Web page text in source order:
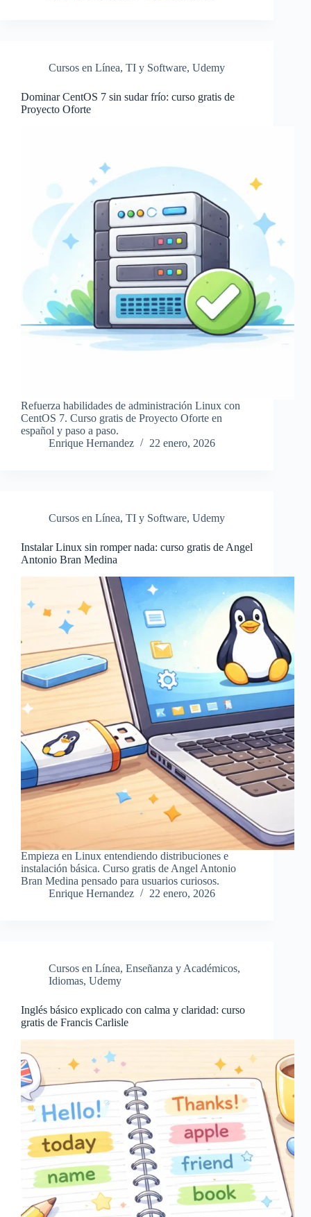
Cursos en Línea, TI y Software, Udemy
Dominar CentOS 7 sin sudar frío: curso gratis de
Proyecto Oforte
Refuerza habilidades de administración Linux con
CentOS 7. Curso gratis de Proyecto Oforte en
español y paso a paso.
Enrique Hernandez
22 enero, 2026
Cursos en Línea, TI y Software, Udemy
Instalar Linux sin romper nada: curso gratis de Angel
Antonio Bran Medina
Empieza en Linux entendiendo distribuciones e
instalación básica. Curso gratis de Angel Antonio
Bran Medina pensado para usuarios curiosos.
Enrique Hernandez
22 enero, 2026
Cursos en Línea, Enseñanza y Académicos,
Idiomas, Udemy
Inglés básico explicado con calma y claridad: curso
gratis de Francis Carlisle